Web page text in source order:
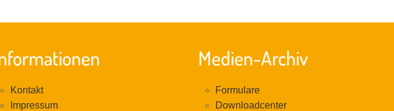
Kontakt
Impressum
Medien-Archiv
Formulare
Downloadcenter